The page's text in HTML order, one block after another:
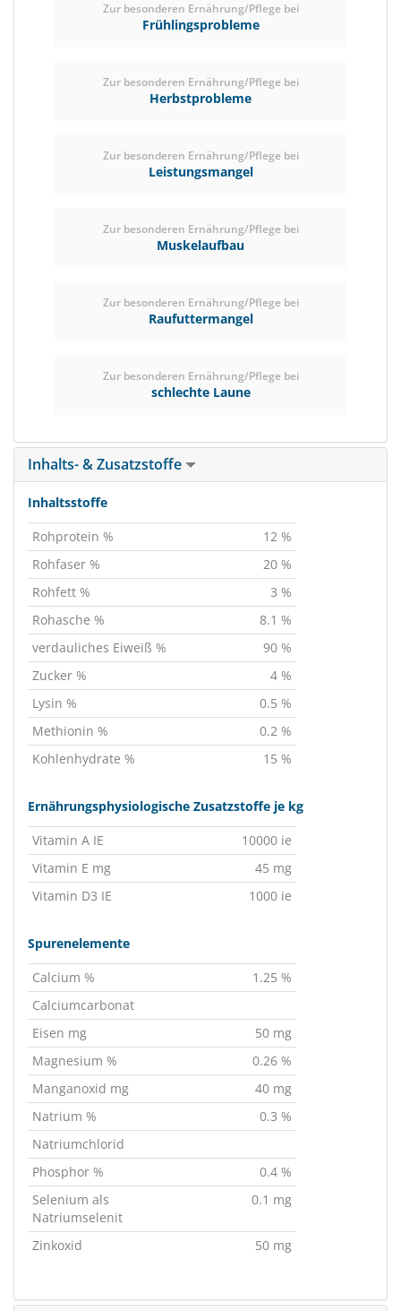
Zur besonderen Ernährung/Pflege bei
Frühlingsprobleme
Zur besonderen Ernährung/Pflege bei
Herbstprobleme
Zur besonderen Ernährung/Pflege bei
Leistungsmangel
Zur besonderen Ernährung/Pflege bei
Muskelaufbau
Zur besonderen Ernährung/Pflege bei
Raufuttermangel
Zur besonderen Ernährung/Pflege bei
schlechte Laune
Inhalts- & Zusatzstoffe
Inhaltsstoffe
Rohprotein %
12 %
Rohfaser %
20 %
Rohfett %
3 %
Rohasche %
8.1 %
verdauliches Eiweiß %
90 %
Zucker %
4 %
Lysin %
0.5 %
Methionin %
0.2 %
Kohlenhydrate %
15 %
Ernährungsphysiologische Zusatzstoffe je kg
Vitamin A IE
10000 ie
Vitamin E mg
45 mg
Vitamin D3 IE
1000 ie
Spurenelemente
Calcium %
1.25 %
Calciumcarbonat
Eisen mg
50 mg
Magnesium %
0.26 %
Manganoxid mg
40 mg
Natrium %
0.3 %
Natriumchlorid
Phosphor %
0.4 %
Selenium als
Natriumselenit
0.1 mg
Zinkoxid 50 mg